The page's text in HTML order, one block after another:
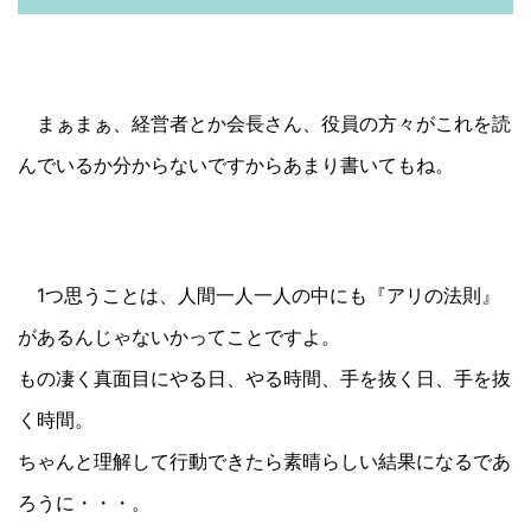
まぁまぁ、経営者とか会長さん、役員の方々がこれを読
んでいるか分からないですからあまり書いてもね。
1つ思うことは、人間一人一人の中にも『アリの法則』
があるんじゃないかってことですよ。
もの凄く真面目にやる日、やる時間、手を抜く日、手を抜
く時間。
ちゃんと理解して行動できたら素晴らしい結果になるであ
ろうに・・・。